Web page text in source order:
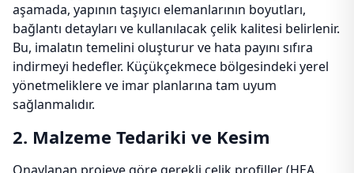
aşamada, yapının taşıyıcı elemanlarının boyutları,
bağlantı detayları ve kullanılacak çelik kalitesi belirlenir.
Bu, imalatın temelini oluşturur ve hata payını sıfıra
indirmeyi hedefler. Küçükçekmece bölgesindeki yerel
yönetmeliklere ve imar planlarına tam uyum
sağlanmalıdır.
2. Malzeme Tedariki ve Kesim